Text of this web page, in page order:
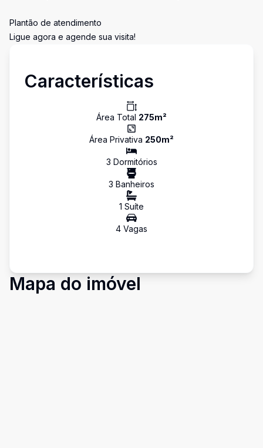
Plantão de atendimento
Ligue agora e agende sua visita!
Características
Área Total 275m²
Área Privativa 250m²
3 Dormitórios
3 Banheiros
1 Suíte
4 Vagas
Mapa do imóvel